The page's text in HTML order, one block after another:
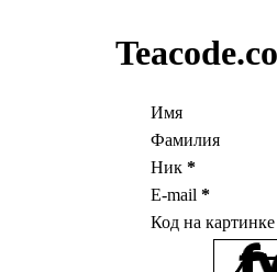
Имя
Фамилия
Ник *
E-mail *
Код на